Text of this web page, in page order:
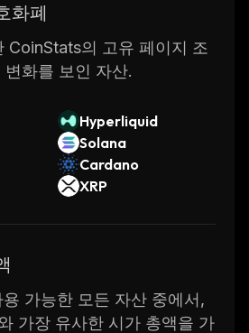
화폐
CoinStats의 고유 페이지 조
화를 보인 자산.
Hyperliquid
Solana
Cardano
XRP
가능한 모든 자산 중에서,
가장 유사한 시가 총액을 가